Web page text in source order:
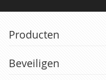
Producten
Beveiligen